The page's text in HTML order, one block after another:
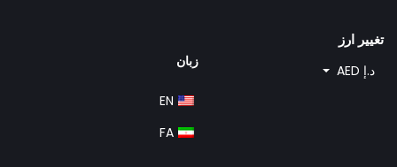
تغییر ارز
د.إ AED
زبان
EN
FA